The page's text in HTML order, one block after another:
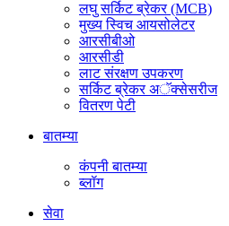
लघु सर्किट ब्रेकर (MCB)
मुख्य स्विच आयसोलेटर
आरसीबीओ
आरसीडी
लाट संरक्षण उपकरण
सर्किट ब्रेकर अॅक्सेसरीज
वितरण पेटी
बातम्या
कंपनी बातम्या
ब्लॉग
सेवा